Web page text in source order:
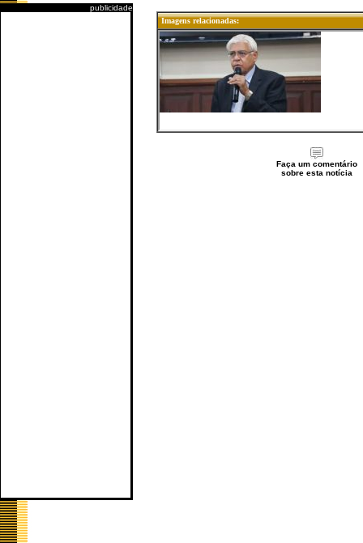
publicidade
Imagens relacionadas:
Faça um comentário
sobre esta notícia